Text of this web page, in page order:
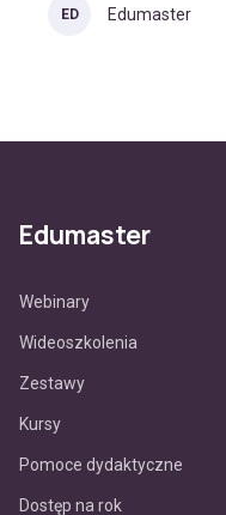
ED Edumaster
Edumaster
Webinary
Wideoszkolenia
Zestawy
Kursy
Pomoce dydaktyczne
Dostęp na rok